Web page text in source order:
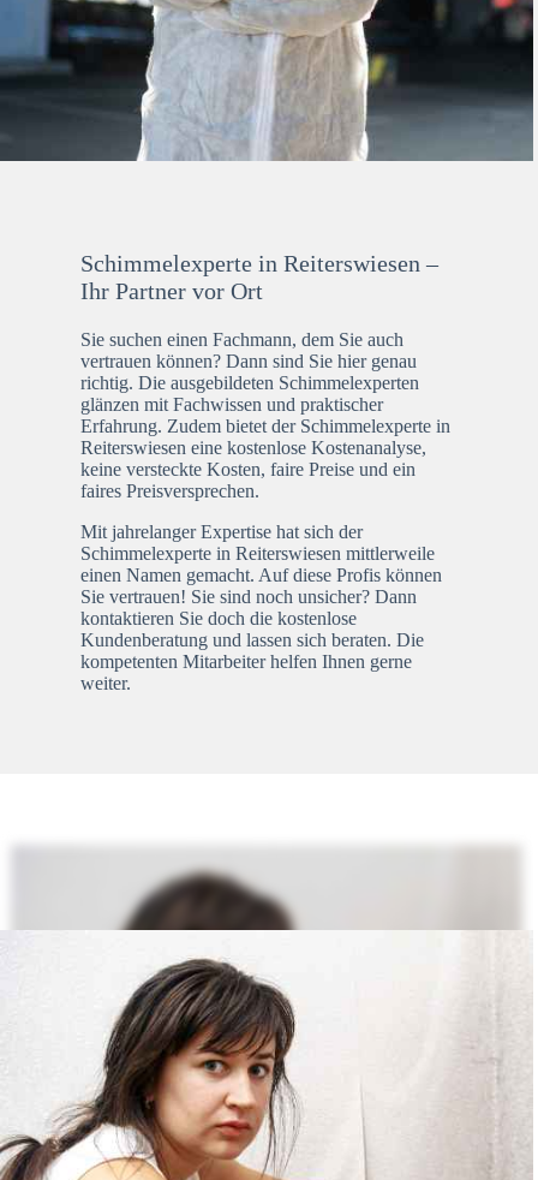
Schimmelexperte in Reiterswiesen –
Ihr Partner vor Ort
Sie suchen einen Fachmann, dem Sie auch
vertrauen können? Dann sind Sie hier genau
richtig. Die ausgebildeten Schimmelexperten
glänzen mit Fachwissen und praktischer
Erfahrung. Zudem bietet der Schimmelexperte in
Reiterswiesen eine kostenlose Kostenanalyse,
keine versteckte Kosten, faire Preise und ein
faires Preisversprechen.
Mit jahrelanger Expertise hat sich der
Schimmelexperte in Reiterswiesen mittlerweile
einen Namen gemacht. Auf diese Profis können
Sie vertrauen! Sie sind noch unsicher? Dann
kontaktieren Sie doch die kostenlose
Kundenberatung und lassen sich beraten. Die
kompetenten Mitarbeiter helfen Ihnen gerne
weiter.